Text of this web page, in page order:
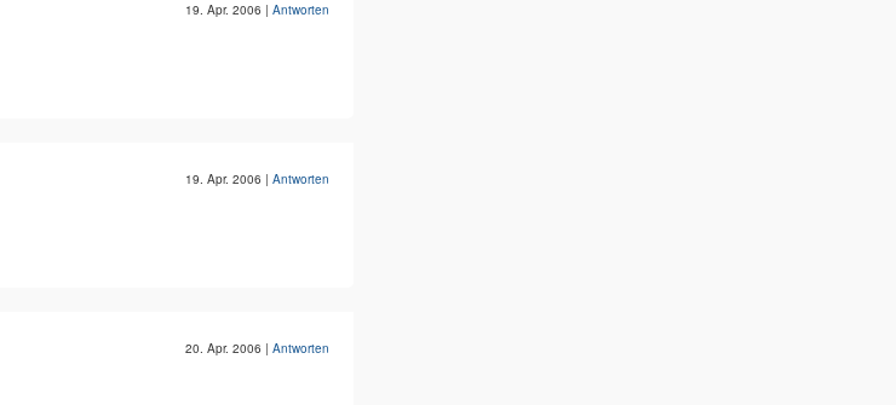
19. Apr. 2006 | Antworten
19. Apr. 2006 | Antworten
20. Apr. 2006 | Antworten